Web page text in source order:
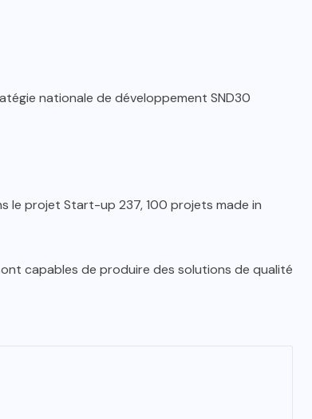
nationale de développement SND30
le projet Start-up 237, 100 projets made in
capables de produire des solutions de qualité